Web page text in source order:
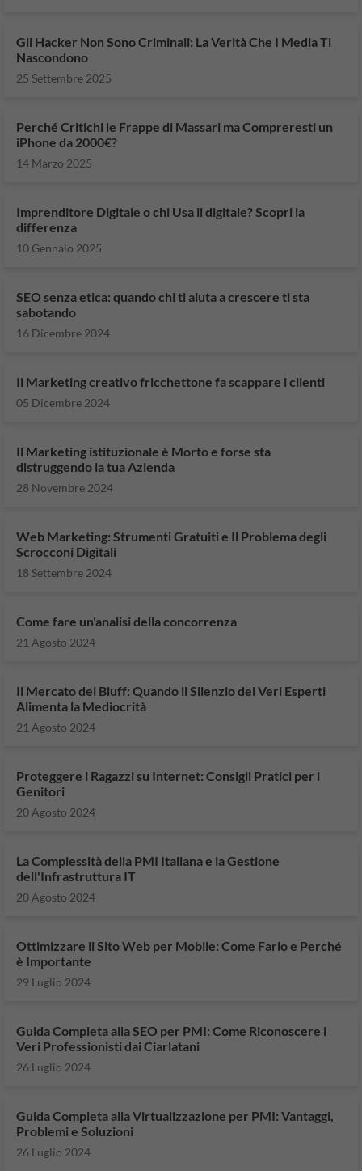
Gli Hacker Non Sono Criminali: La Verità Che I Media Ti
Nascondono
25 Settembre 2025
Perché Critichi le Frappe di Massari ma Compreresti un
iPhone da 2000€?
14 Marzo 2025
Imprenditore Digitale o chi Usa il digitale? Scopri la
differenza
10 Gennaio 2025
SEO senza etica: quando chi ti aiuta a crescere ti sta
sabotando
16 Dicembre 2024
Il Marketing creativo fricchettone fa scappare i clienti
05 Dicembre 2024
Il Marketing istituzionale è Morto e forse sta
distruggendo la tua Azienda
28 Novembre 2024
Web Marketing: Strumenti Gratuiti e Il Problema degli
Scrocconi Digitali
18 Settembre 2024
Come fare un'analisi della concorrenza
21 Agosto 2024
Il Mercato del Bluff: Quando il Silenzio dei Veri Esperti
Alimenta la Mediocrità
21 Agosto 2024
Proteggere i Ragazzi su Internet: Consigli Pratici per i
Genitori
20 Agosto 2024
La Complessità della PMI Italiana e la Gestione
dell'Infrastruttura IT
20 Agosto 2024
Ottimizzare il Sito Web per Mobile: Come Farlo e Perché
è Importante
29 Luglio 2024
Guida Completa alla SEO per PMI: Come Riconoscere i
Veri Professionisti dai Ciarlatani
26 Luglio 2024
Guida Completa alla Virtualizzazione per PMI: Vantaggi,
Problemi e Soluzioni
26 Luglio 2024